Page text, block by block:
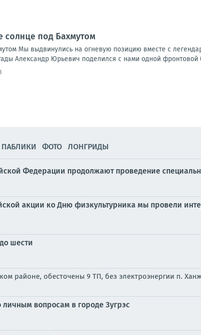
солнце под Бахмутом
Мы выдвинулись на огневую позицию вместе с
Александр Юрьевич поделился с нами одной фронтовой
ПАБЛИКИ ФОТО ЛОНГРИДЫ
Федерации продолжают проведение
акции ко Дню физкультурника мы провели
шести
районе, обесточены 9 ТП, без электроэнергии п.
вопросам в городе Зугрэс